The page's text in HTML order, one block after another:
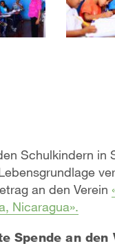
Schulkindern in
an den Verein
Nicaragua».
Spende an den